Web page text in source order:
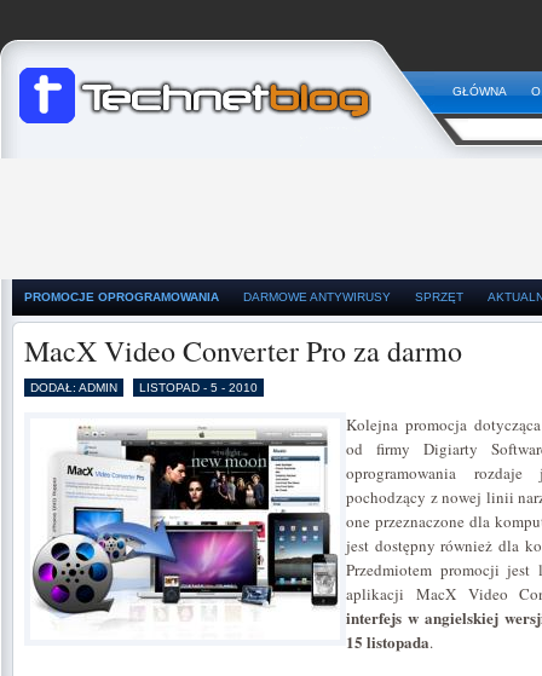
GŁÓWNA
PROMOCJE OPROGRAMOWANIA DARMOWE ANTYWIRUSY SPRZĘT
MacX Video Converter Pro za darmo
DODAŁ: ADMIN LISTOPAD - 5 - 2010
Kolejna promocja
od firmy Digiarty
oprogramowania
pochodzący z nowej linii
one przeznaczone dla
jest dostępny również dla
Przedmiotem promocji jest
aplikacji MacX Video
interfejs w angielskiej
15 listopada.